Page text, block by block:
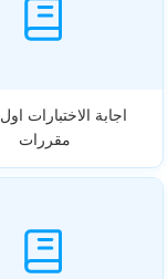
اجابة الاختبارات
مقررات